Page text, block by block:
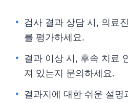
검사 결과 상담 시, 의료
를 평가하세요.
결과 이상 시, 후속 치료
져 있는지 문의하세요.
결과지에 대한 쉬운 설명